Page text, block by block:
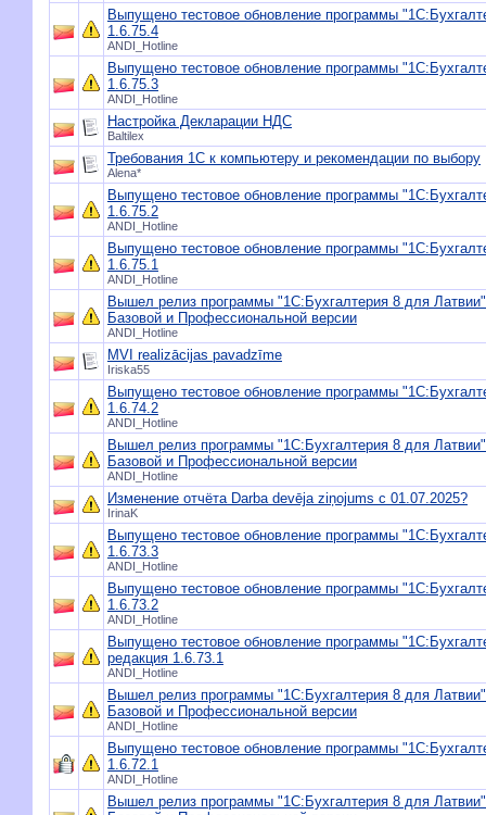
Выпущено тестовое обновление программы
1.6.75.4
ANDI_Hotline
Выпущено тестовое обновление программы
1.6.75.3
ANDI_Hotline
Настройка Декларации НДС
Baltilex
Требования 1С к компьютеру и рекомендации по выбору
Alena*
Выпущено тестовое обновление программы
1.6.75.2
ANDI_Hotline
Выпущено тестовое обновление программы
1.6.75.1
ANDI_Hotline
Вышел релиз программы "1С:Бухгалтерия 8 для
Базовой и Профессиональной версии
ANDI_Hotline
MVI realizācijas pavadzīme
Iriska55
Выпущено тестовое обновление программы
1.6.74.2
ANDI_Hotline
Вышел релиз программы "1С:Бухгалтерия 8 для
Базовой и Профессиональной версии
ANDI_Hotline
Изменение отчёта Darba devēja ziņojums с 01.07.2025?
IrinaK
Выпущено тестовое обновление программы
1.6.73.3
ANDI_Hotline
Выпущено тестовое обновление программы
1.6.73.2
ANDI_Hotline
Выпущено тестовое обновление программы
редакция 1.6.73.1
ANDI_Hotline
Вышел релиз программы "1С:Бухгалтерия 8 для
Базовой и Профессиональной версии
ANDI_Hotline
Выпущено тестовое обновление программы
1.6.72.1
ANDI_Hotline
Вышел релиз программы "1С:Бухгалтерия 8 для